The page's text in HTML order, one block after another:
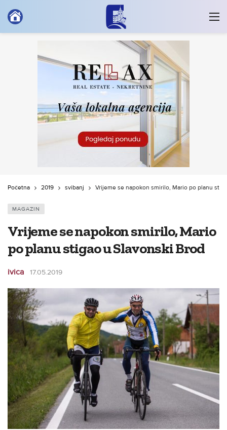
Početna 2019 svibanj Vrijeme se napokon smirilo, Mario po planu
MAGAZIN
Vrijeme se napokon smirilo, Mario
po planu stigao u Slavonski Brod
ivica 17.05.2019